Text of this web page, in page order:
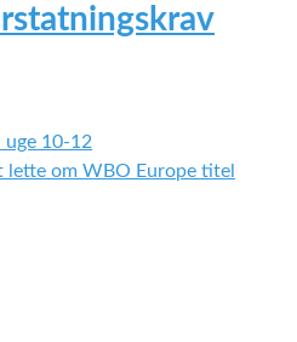
uge 10-12
lette om WBO Europe titel